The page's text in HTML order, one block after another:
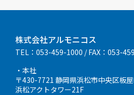
株式会社アルモニコス
TEL：053-459-1000 / FAX：053-
・本社
〒430-7721 静岡県浜松市中央区板
浜松アクトタワー21F